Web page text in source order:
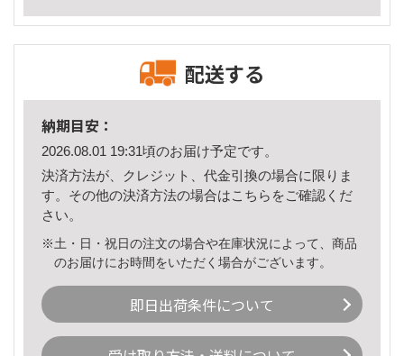
配送する
納期目安：
2026.08.01 19:31頃のお届け予定です。
決済方法が、クレジット、代金引換の場合に限りま
す。その他の決済方法の場合はこちら をご確認くだ
さい。
※土・日・祝日の注文の場合や在庫状況によって、商品
のお届けにお時間をいただく場合がございます。
即日出荷条件について